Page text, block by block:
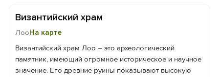
Византийский храм
ЛооНа карте
Византийский храм Лоо – это археологический
памятник, имеющий огромное историческое и научное
значение. Его древние руины показывают высокую